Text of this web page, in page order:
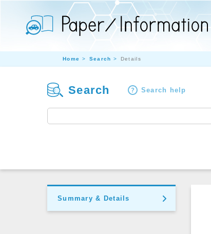
Home Search Details
Search Search help
Summary & Details